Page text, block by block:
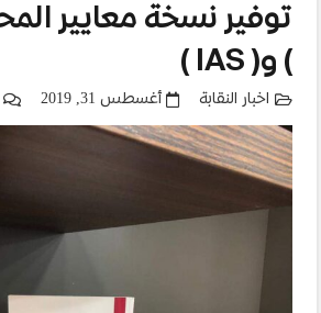
) و( IAS )
اخبار النقابة أغسطس 31, 2019